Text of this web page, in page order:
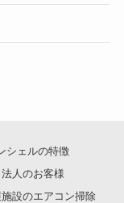
シェルの特徴
人のお客様
設のエアコン掃除